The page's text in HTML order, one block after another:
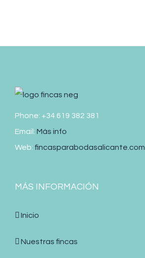
Phone: +34 619 382 381
Email: Más info
Web: fincasparabodasalicante.com
MÁS INFORMACIÓN
Inicio
Nuestras fincas